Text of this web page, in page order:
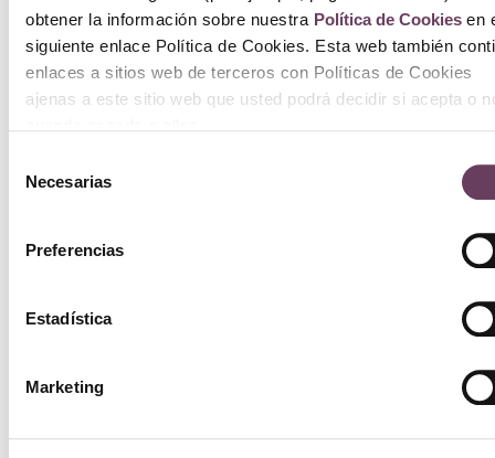
obtener la información sobre nuestra Política de Cookiesen
siguiente enlace Política de Cookies. Esta web también
enlaces a sitios web de terceros con Políticas de Cookies
ajenas a este sitio web que usted podrá decidir si acepta o
Necesarias
Preferencias
Estadística
Marketing